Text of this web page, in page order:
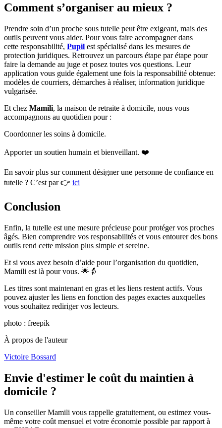
Comment s’organiser au mieux ?
Prendre soin d’un proche sous tutelle peut être exigeant, mais des
outils peuvent vous aider. Pour vous faire accompagner dans
cette responsabilité, Pupil est spécialisé dans les mesures de
protection juridiques. Retrouvez un parcours étape par étape pour
faire la demande au juge et posez toutes vos questions. Leur
application vous guide également une fois la responsabilité obtenue:
modèles de courriers, démarches à réaliser, information juridique
vulgarisée.
Et chez Mamili, la maison de retraite à domicile, nous vous
accompagnons au quotidien pour :
Coordonner les soins à domicile.
Apporter un soutien humain et bienveillant. ❤️
En savoir plus sur comment désigner une personne de confiance en
tutelle ? C’est par 👉 ici
Conclusion
Enfin, la tutelle est une mesure précieuse pour protéger vos proches
âgés. Bien comprendre vos responsabilités et vous entourer des bons
outils rend cette mission plus simple et sereine.
Et si vous avez besoin d’aide pour l’organisation du quotidien,
Mamili est là pour vous. 🌟👵
Les titres sont maintenant en gras et les liens restent actifs. Vous
pouvez ajuster les liens en fonction des pages exactes auxquelles
vous souhaitez rediriger vos lecteurs.
photo : freepik
À propos de l'auteur
Victoire Bossard
Envie d'estimer le coût du maintien à
domicile ?
Un conseiller Mamili vous rappelle gratuitement, ou estimez vous-
même votre coût mensuel et votre économie possible par rapport à